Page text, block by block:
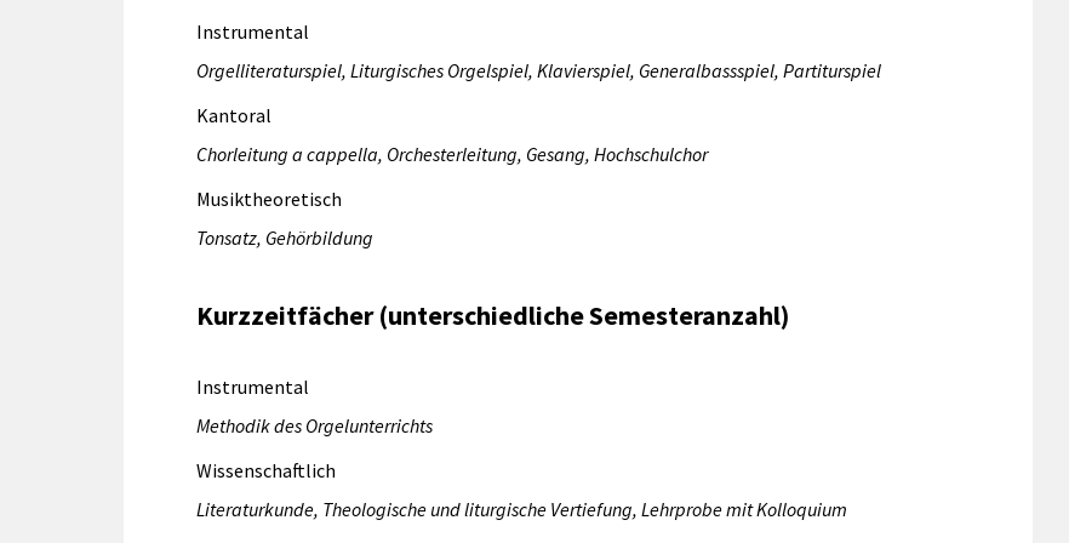
Instrumental
Orgelliteraturspiel, Liturgisches Orgelspiel, Klavierspiel, Generalbassspiel, Partiturspiel
Kantoral
Chorleitung a cappella, Orchesterleitung, Gesang, Hochschulchor
Musiktheoretisch
Tonsatz, Gehörbildung
Kurzzeitfächer (unterschiedliche Semesteranzahl)
Instrumental
Methodik des Orgelunterrichts
Wissenschaftlich
Literaturkunde, Theologische und liturgische Vertiefung, Lehrprobe mit Kolloquium